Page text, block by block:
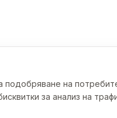
подобряване на
за анализ на